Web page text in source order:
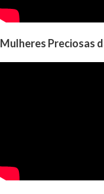
Mulheres Preciosas